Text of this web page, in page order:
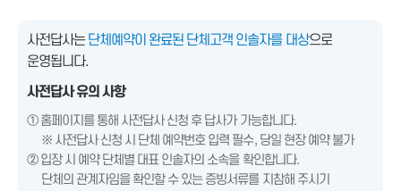
사전답사는단체예약이 완료된 단체고객 인솔자를 대상으로
운영됩니다.
사전답사 유의 사항
① 홈페이지를 통해 사전답사 신청 후 답사가 가능합니다.
※ 사전답사 신청 시 단체 예약번호 입력 필수, 당일 현장 예약 불가
② 입장 시 예약 단체별 대표 인솔자의 소속을 확인합니다.
단체의 관계자임을 확인할 수 있는 증빙서류를 지참해 주시기